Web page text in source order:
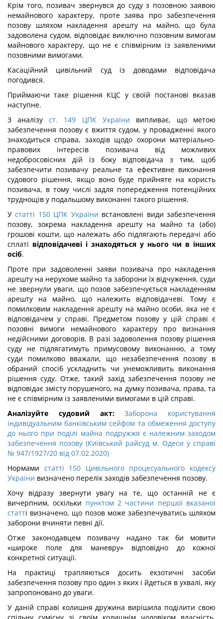
Крім того, позивач звернувся до суду з позовною заявою
немайнового характеру, проте заява про забезпечення
позову шляхом накладення арешту на майно, що була
задоволена судом, відповідає виключно позовним вимогам
майнового характеру, що не є співмірним із заявленими
позовними вимогами.
Касаційний цивільний суд із доводами відповідача
погодився.
Приймаючи таке рішення КЦС у своїй постанові вказав
наступне.
З аналізуст. 149 ЦПК України випливає, що метою
забезпечення позову є вжиття судом, у провадженні якого
знаходиться справа, заходів щодо охорони матеріально-
правових інтересів позивача від можливих
недобросовісних дій із боку відповідача з тим, щоб
забезпечити позивачу реальне та ефективне виконання
судового рішення, якщо воно буде прийняте на користь
позивача, в тому числі задля попередження потенційних
труднощів у подальшому виконанні такого рішення.
Устатті 150 ЦПК України встановлені види забезпечення
позову, зокрема накладення арешту на майно та (або)
грошові кошти, що належать або підлягають передачі або
сплаті відповідачеві і знаходяться у нього чи в інших
осіб.
Проте при задоволенні заяви позивача про накладення
арешту на нерухоме майно та заборони їх відчуження, суди
не звернули уваги, що позов забезпечується накладенням
арешту на майно, що належить відповідачеві. Тому є
помилковим накладення арешту на майно особи, яка не є
відповідачем у справі. Предметом позову у цій справі є
позовні вимоги немайнового характеру про визнання
недійсними договорів. В разі задоволення позову рішення
суду не підлягатимуть примусовому виконанню, а тому
суди помилково вважали, що незабезпечення позову в
обраний спосіб ускладнить чи унеможливить виконання
рішення суду. Отже, такий захід забезпечення позову не
відповідає змісту порушеного, на думку позивача, права, та
не є співмірним із заявленими вимогами в цій справі.
Аналізуйте судовий акт:
Заборона користування
індивідуальним банківським сейфом та обмеження доступу
до нього при поділі майна подружжя є належним заходом
забезпечення позову (Київський райсуд м. Одеси у справі
№ 947/1927/20 від 07.02.2020)
Нормами статті 150 Цивільного процесуального кодексу
України визначено перелік заходів забезпечення позову.
Хочу відразу звернути увагу на те, що останній не є
вичерпним, оскільки пунктом 2 частини першої вказаної
статті визначено, що позов може забезпечуватись шляхом
заборони вчиняти певні дії.
Отже законодавцем позивачу надано так би мовити
«широке поле для маневру» відповідно до кожної
конкретної ситуації.
На практиці трапляються досить екзотичні засоби
забезпечення позову про один з яких і йдеться в ухвалі, яку
запропоновано до уваги.
У даній справі колишня дружина вирішила поділити свою